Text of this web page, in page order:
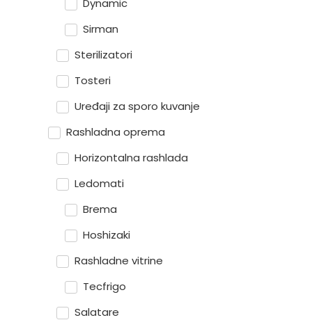
Dynamic
Sirman
Sterilizatori
Tosteri
Uređaji za sporo kuvanje
Rashladna oprema
Horizontalna rashlada
Ledomati
Brema
Hoshizaki
Rashladne vitrine
Tecfrigo
Salatare